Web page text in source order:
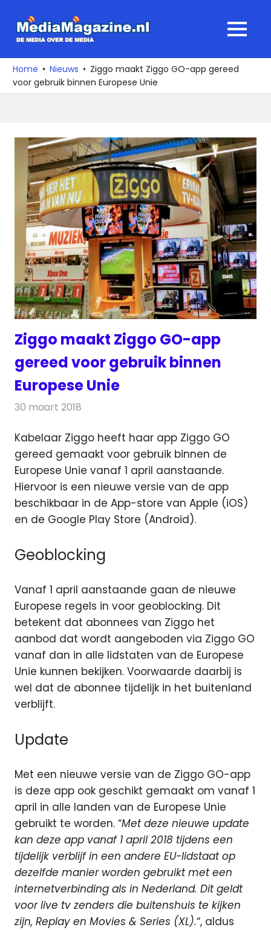
naar
media
over
de
MENU
Home Nieuws
Ziggo maakt Ziggo GO-app gereed
voor gebruik binnen Europese Unie
Ziggo maakt Ziggo GO-app
gereed voor gebruik binnen
Europese Unie
30 maart 2018
Kabelaar Ziggo heeft haar app Ziggo GO
gereed gemaakt voor gebruik binnen de
Europese Unie vanaf 1 april aanstaande.
Hiervoor is een nieuwe versie van de app
beschikbaar in de App-store van Apple (iOS)
en de Google Play Store (Android).
Geoblocking
Vanaf 1 april aanstaande gaan de nieuwe
Europese regels in voor geoblocking. Dit
betekent dat abonnees van Ziggo het
aanbod dat wordt aangeboden via Ziggo GO
vanaf dan in alle lidstaten van de Europese
Unie kunnen bekijken. Voorwaarde daarbij is
wel dat de abonnee tijdelijk in het buitenland
verblijft.
Update
Met een nieuwe versie van de Ziggo GO-app
is deze app ook geschikt gemaakt om vanaf 1
april in alle landen van de Europese Unie
gebruikt te worden. “Met deze nieuwe update
kan deze app vanaf 1 april 2018 tijdens een
tijdelijk verblijf in een andere EU-lidstaat op
dezelfde manier worden gebruikt met een
internetverbinding als in Nederland. Dit geldt
voor live tv zenders die buitenshuis te kijken
zijn, Replay en Movies & Series (XL).“, aldus